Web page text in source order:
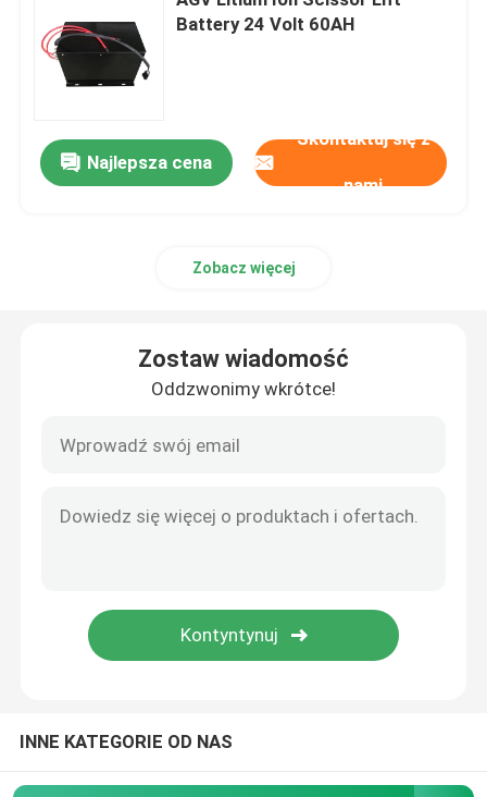
Akumulator elektryczny układacza
48V Litowa bateria do wózka golfowego
Akumulator do podnośnika nożycowego
Battery 24 Volt 60AH
Najlepsza cena
Skontaktuj się z
nami
Zobacz więcej
Zostaw wiadomość
Oddzwonimy wkrótce!
INNE KATEGORIE OD NAS